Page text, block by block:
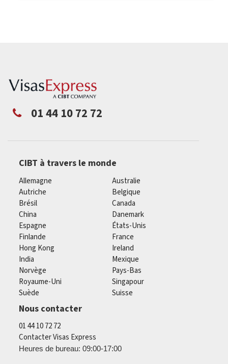
01 44 10 72 72
CIBT à travers le monde
Allemagne
Australie
Autriche
Belgique
Brésil
Canada
China
Danemark
Espagne
États-Unis
Finlande
France
Hong Kong
Ireland
India
Mexique
Norvège
Pays-Bas
Royaume-Uni
Singapour
Suède
Suisse
Nous contacter
01 44 10 72 72
Contacter Visas Express
Heures de bureau: 09:00-17:00